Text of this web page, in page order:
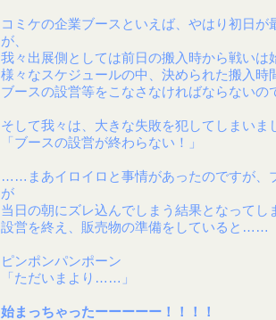
コミケの企業ブースといえば、やはり初日が
が、
我々出展側としては前日の搬入時から戦いは
様々なスケジュールの中、決められた搬入時
ブースの設営等をこなさなければならないの
そして我々は、大きな失敗を犯してしまい
「ブースの設営が終わらない！」
……まあイロイロと事情があったのですが、
が
当日の朝にズレ込んでしまう結果となってし
設営を終え、販売物の準備をしていると……
ピンポンパンポーン
「ただいまより……」
始まっちゃったーーーーー！！！！